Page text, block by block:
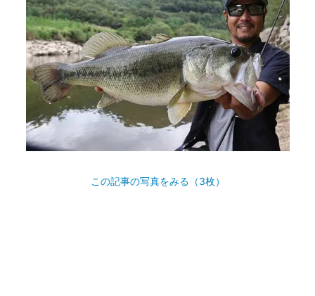
この記事の写真をみる（3枚）